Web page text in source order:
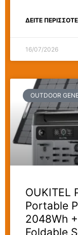
ΔΕΊΤΕ
16/07/2026
OUTDOOR
OUKITEL
Portable
2048Wh
Foldable